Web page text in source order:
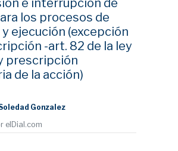
e interrupción de
los procesos de
ejecución (excepción
-art. 82 de la ley
prescripción
de la acción)
Gonzalez
elDial.com